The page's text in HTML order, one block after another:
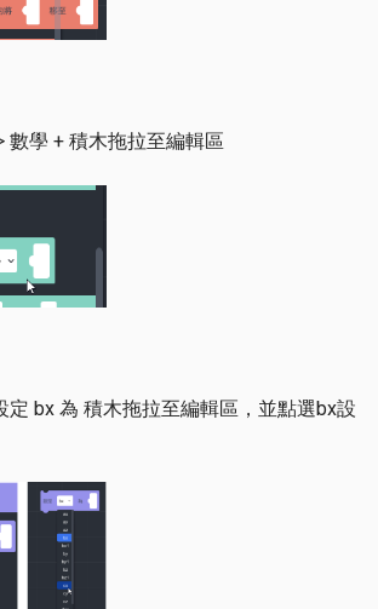
學 + 積木拖拉至編輯區
bx 為 積木拖拉至編輯區，並點選bx設